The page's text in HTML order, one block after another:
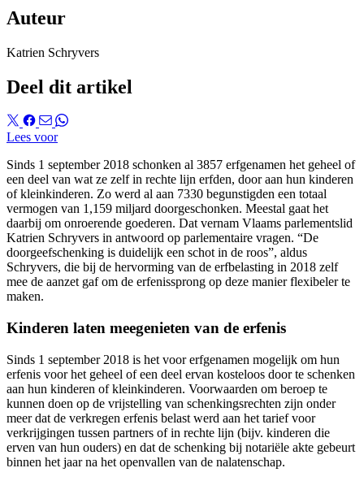
Auteur
Katrien Schryvers
Deel dit artikel
Lees voor
Sinds 1 september 2018 schonken al 3857 erfgenamen het geheel of
een deel van wat ze zelf in rechte lijn erfden, door aan hun kinderen
of kleinkinderen. Zo werd al aan 7330 begunstigden een totaal
vermogen van 1,159 miljard doorgeschonken. Meestal gaat het
daarbij om onroerende goederen. Dat vernam Vlaams parlementslid
Katrien Schryvers in antwoord op parlementaire vragen. “De
doorgeefschenking is duidelijk een schot in de roos”, aldus
Schryvers, die bij de hervorming van de erfbelasting in 2018 zelf
mee de aanzet gaf om de erfenissprong op deze manier flexibeler te
maken.
Kinderen laten meegenieten van de erfenis
Sinds 1 september 2018 is het voor erfgenamen mogelijk om hun
erfenis voor het geheel of een deel ervan kosteloos door te schenken
aan hun kinderen of kleinkinderen. Voorwaarden om beroep te
kunnen doen op de vrijstelling van schenkingsrechten zijn onder
meer dat de verkregen erfenis belast werd aan het tarief voor
verkrijgingen tussen partners of in rechte lijn (bijv. kinderen die
erven van hun ouders) en dat de schenking bij notariële akte gebeurt
binnen het jaar na het openvallen van de nalatenschap.